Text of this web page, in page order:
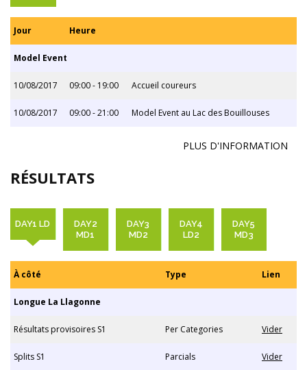
Jour Heure
Model Event
10/08/2017 09:00 - 19:00 Accueil coureurs
10/08/2017 09:00 - 21:00 Model Event au Lac des Bouillouses
PLUS D'INFORMATION
RÉSULTATS
DAY1 LD
DAY2
MD1
DAY3
MD2
DAY4
LD2
DAY5
MD3
À côté Type Lien
Longue La Llagonne
Résultats provisoires S1 Per Categories Vider
Splits S1 Parcials Vider